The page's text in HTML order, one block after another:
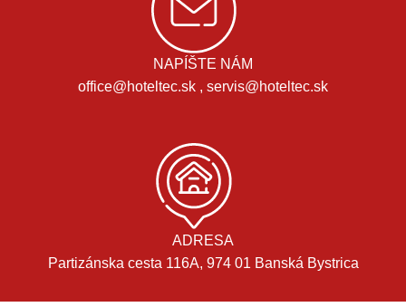
NAPÍŠTE NÁM
office@hoteltec.sk , servis@hoteltec.sk
ADRESA
Partizánska cesta 116A, 974 01 Banská Bystrica